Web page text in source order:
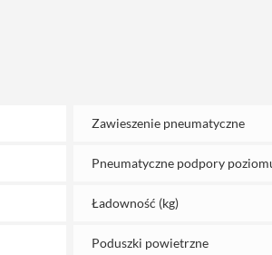
Zawieszenie pneumatyczne
Pneumatyczne podpory
Ładowność (kg)
Poduszki powietrzne